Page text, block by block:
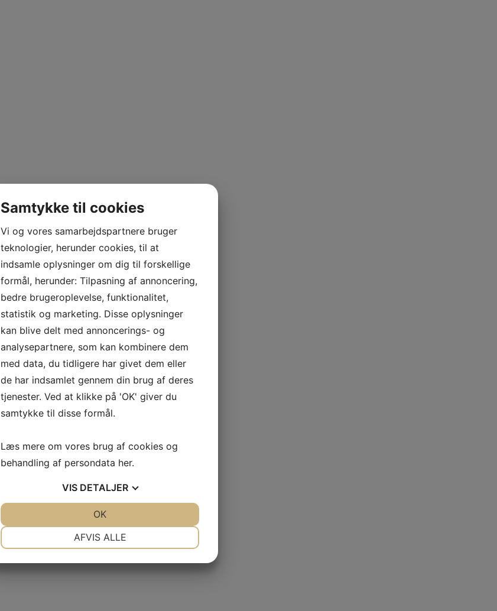
Samtykke til cookies
Vi og vores samarbejdspartnere bruger
teknologier, herunder cookies, til at
indsamle oplysninger om dig til forskellige
formål, herunder: Tilpasning af annoncering,
bedre brugeroplevelse, funktionalitet,
statistik og marketing. Disse oplysninger
kan blive delt med annoncerings- og
analysepartnere, som kan kombinere dem
med data, du tidligere har givet dem eller
de har indsamlet gennem din brug af deres
tjenester. Ved at klikke på 'OK' giver du
samtykke til disse formål.
Læs mere om vores brug af cookies og
behandling af persondata her.
VIS DETALJER
AFVIS ALLE
OK